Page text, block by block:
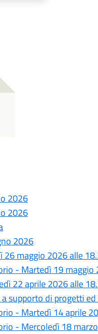
2026
2026
2026
26 maggio 2026 alle
- Martedì 19
22 aprile 2026 alle
supporto di progetti
- Martedì 14 aprile
- Mercoledì 18